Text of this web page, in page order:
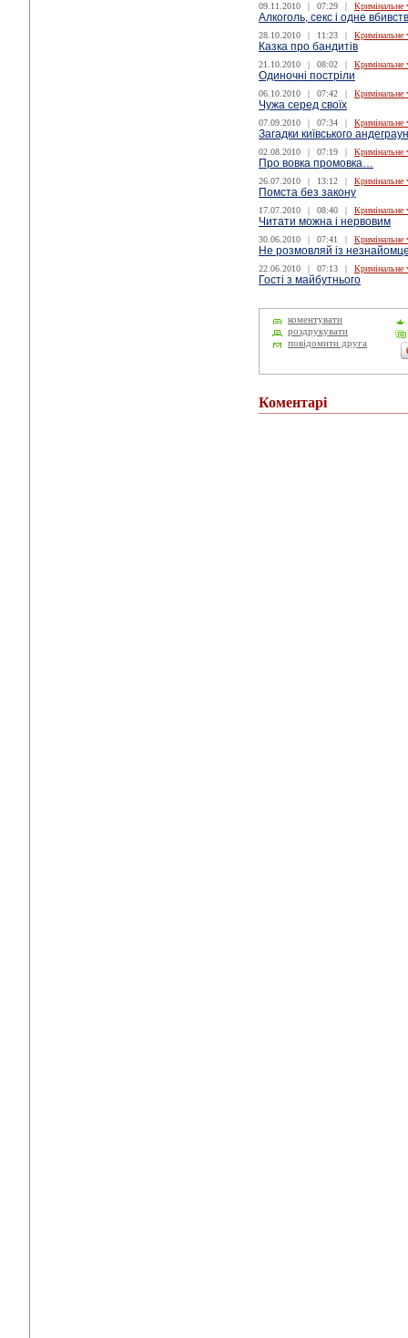
09.11.2010 | 07:29 | Кримінальне
Алкоголь, секс і одне
28.10.2010 | 11:23 | Кримінальне
Казка про бандитів
21.10.2010 | 08:02 | Кримінальне
Одиночні постріли
06.10.2010 | 07:42 | Кримінальне
Чужа серед своїх
07.09.2010 | 07:34 | Кримінальне
Загадки київського
02.08.2010 | 07:19 | Кримінальне
Про вовка промовка…
26.07.2010 | 13:12 | Кримінальне
Помста без закону
17.07.2010 | 08:40 | Кримінальне
Читати можна і нервовим
30.06.2010 | 07:41 | Кримінальне
Не розмовляй із
22.06.2010 | 07:13 | Кримінальне
Гості з майбутнього
коментувати
роздрукувати
повідомити друга
Коментарі